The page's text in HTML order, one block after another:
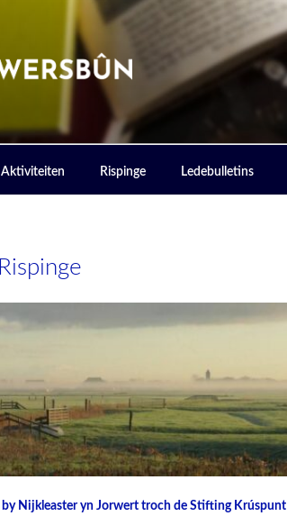
Aktiviteiten Rispinge Ledebulletins
Nijkleaster yn Jorwert troch de Stifting